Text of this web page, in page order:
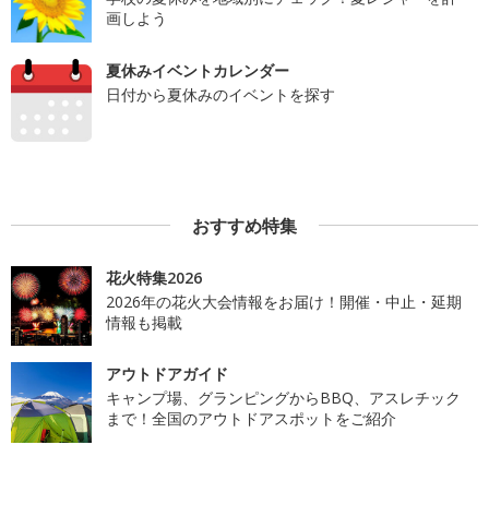
画しよう
夏休みイベントカレンダー
日付から夏休みのイベントを探す
おすすめ特集
花火特集2026
2026年の花火大会情報をお届け！開催・中止・延期
情報も掲載
アウトドアガイド
キャンプ場、グランピングからBBQ、アスレチック
まで！全国のアウトドアスポットをご紹介